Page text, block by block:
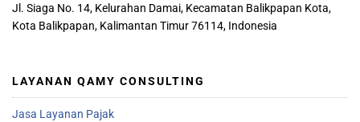
Jl. Siaga No. 14, Kelurahan Damai, Kecamatan Balikpapan Kota,
Kota Balikpapan, Kalimantan Timur 76114, Indonesia
LAYANAN QAMY CONSULTING
Jasa Layanan Pajak